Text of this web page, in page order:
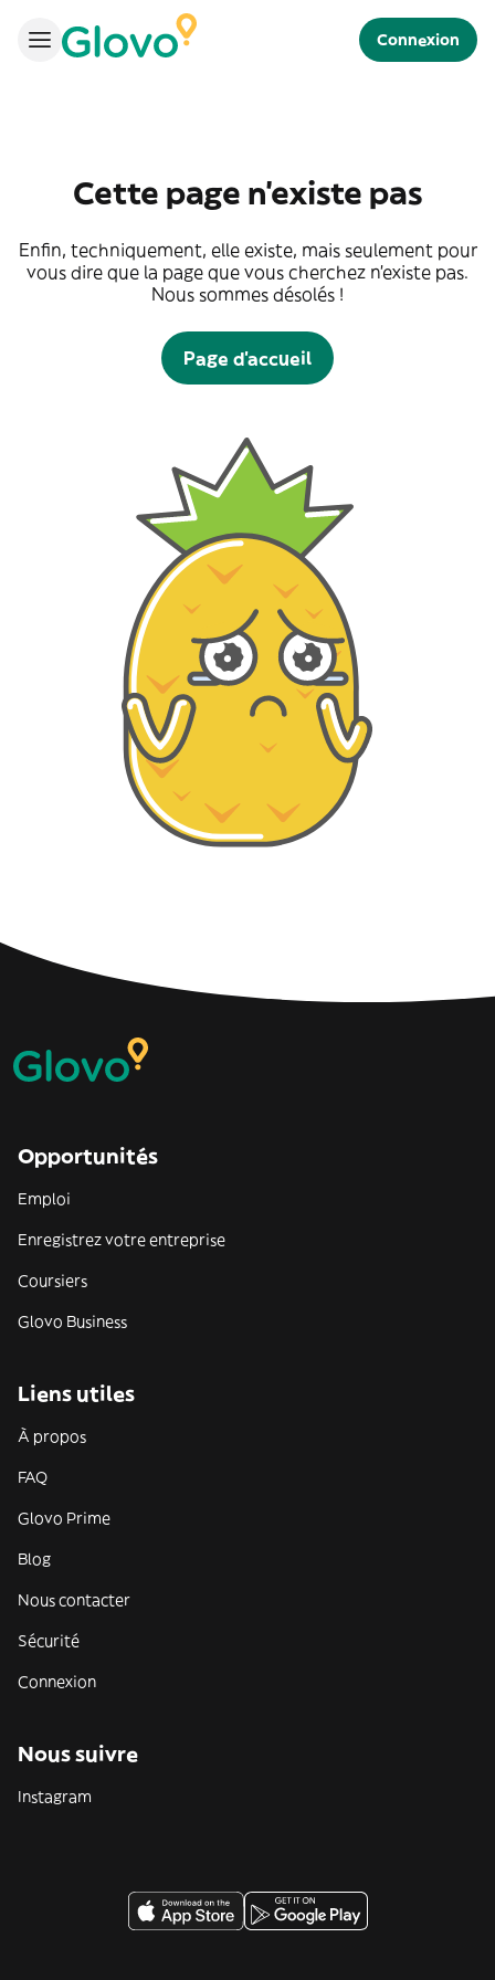
Connexion
Cette page n'existe pas
Enfin, techniquement, elle existe, mais seulement pour
vous dire que la page que vous cherchez n'existe pas.
Nous sommes désolés !
Page d'accueil
Opportunités
Emploi
Enregistrez votre entreprise
Coursiers
Glovo Business
Liens utiles
À propos
FAQ
Glovo Prime
Blog
Nous contacter
Sécurité
Connexion
Nous suivre
Instagram